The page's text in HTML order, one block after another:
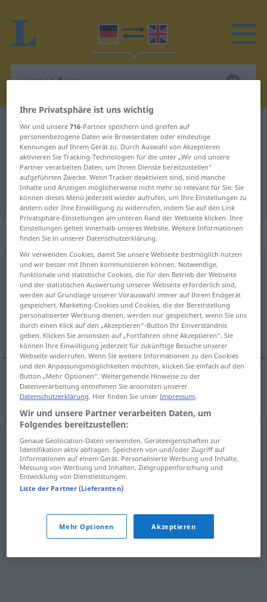
Deutsch-Englisch Wörterbuch verzundern
Deutsch-Englisch Übersetzung für
"verzundern"
"verzundern" Englisch Übersetzung
„verzundern“: transitives Verb
verzundern [-ˈtsʊndərn]v/t <kein ge-;h>
Übersicht aller Übersetzungen
(Für mehr Details die Übersetzung anklicken/antippen)
scale
scale verzundern METALL
Ihre Privatsphäre ist uns wichtig
Wir und unsere716-Partner speichern und greifen auf
personenbezogene Daten wie Browserdaten oder eindeutige
Kennungen auf Ihrem Gerät zu. Durch Auswahl von Akzeptieren
aktivieren Sie Tracking-Technologien für die unter „Wir und unsere
Partner verarbeiten Daten, um Ihnen Dienste bereitzustellen“
aufgeführten Zwecke. Wenn Tracker deaktiviert sind, sind manche
Inhalte und Anzeigen möglicherweise nicht mehr so relevant für Sie. Sie
können dieses Menü jederzeit wieder aufrufen, um Ihre Einstellungen zu
ändern oder Ihre Einwilligung zu widerrufen, indem Sie auf den Link
Privatsphäre-Einstellungen am unteren Rand der Webseite klicken. Ihre
Einstellungen gelten innerhalb unseres Website. Weitere Informationen
finden Sie in unserer Datenschutzerklärung.
Wir verwenden Cookies, damit Sie unsere Webseite bestmöglich nutzen
und wir besser mit Ihnen kommunizieren können. Notwendige,
funktionale und statistische Cookies, die für den Betrieb der Webseite
und der statistischen Auswertung unserer Webseite erforderlich sind,
werden auf Grundlage unserer Vorauswahl immer auf Ihrem Endgerät
gespeichert. Marketing-Cookies und Cookies, die der Bereitstellung
personalisierter Werbung dienen, werden nur gespeichert, wenn Sie uns
durch einen Klick auf den „Akzeptieren“-Button Ihr Einverständnis
geben. Klicken Sie ansonsten auf „Fortfahren ohne Akzeptieren“. Sie
können Ihre Einwilligung jederzeit für zukünftige Besuche unserer
Webseite widerrufen. Wenn Sie weitere Informationen zu den Cookies
und den Anpassungsmöglichkeiten möchten, klicken Sie einfach auf den
Button „Mehr Optionen“. Weitergehende Hinweise zu der
Datenverarbeitung entnehmen Sie ansonsten unserer
Datenschutzerklärung. Hier finden Sie unserImpressum.
Wir und unsere Partner verarbeiten Daten, um
Folgendes bereitzustellen:
Genaue Geolocation-Daten verwenden. Geräteeigenschaften zur
Identifikation aktiv abfragen. Speichern von und/oder Zugriff auf
Informationen auf einem Gerät. Personalisierte Werbung und Inhalte,
Messung von Werbung und Inhalten, Zielgruppenforschung und
Entwicklung von Dienstleistungen.
Liste der Partner (Lieferanten)
Mehr Optionen Akzeptieren